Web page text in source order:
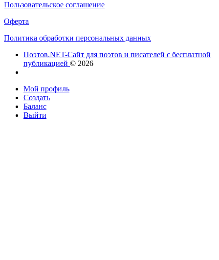
Пользовательское соглашение
Оферта
Политика обработки персональных данных
Поэтов.NET-Сайт для поэтов и писателей с бесплатной
публикацией © 2026
Мой профиль
Создать
Баланс
Выйти